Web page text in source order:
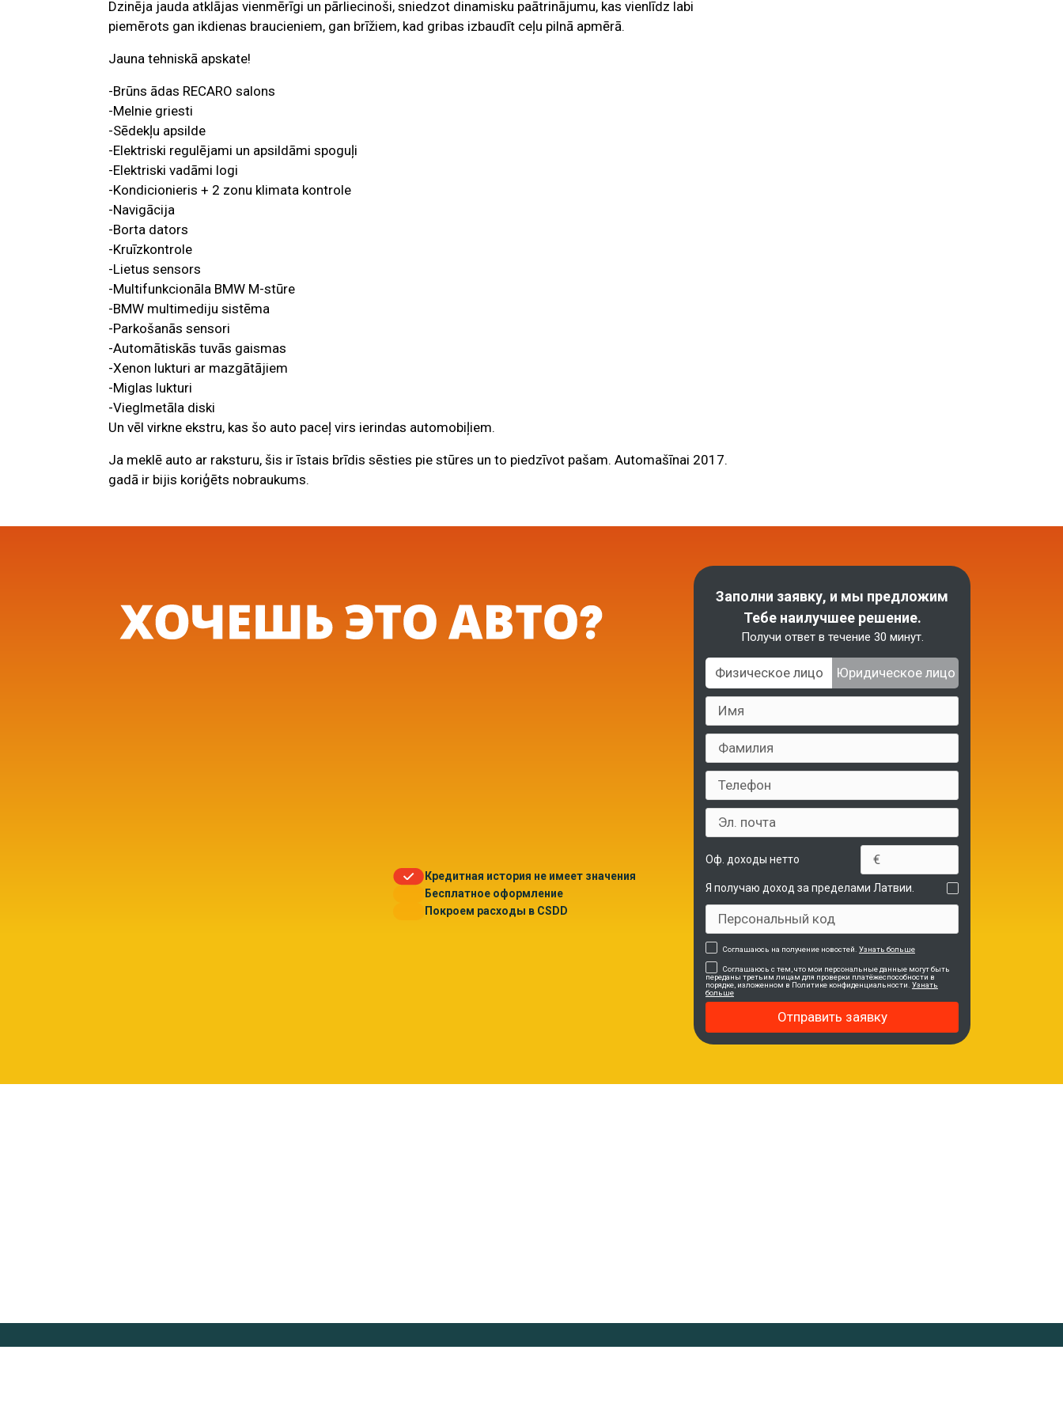
Dzinēja jauda atklājas vienmērīgi un pārliecinoši, sniedzot dinamisku paātrinājumu, kas vienlīdz labi
piemērots gan ikdienas braucieniem, gan brīžiem, kad gribas izbaudīt ceļu pilnā apmērā.
Jauna tehniskā apskate!
-Brūns ādas RECARO salons
-Melnie griesti
-Sēdekļu apsilde
-Elektriski regulējami un apsildāmi spoguļi
-Elektriski vadāmi logi
-Kondicionieris + 2 zonu klimata kontrole
-Navigācija
-Borta dators
-Kruīzkontrole
-Lietus sensors
-Multifunkcionāla BMW M-stūre
-BMW multimediju sistēma
-Parkošanās sensori
-Automātiskās tuvās gaismas
-Xenon lukturi ar mazgātājiem
-Miglas lukturi
-Vieglmetāla diski
Un vēl virkne ekstru, kas šo auto paceļ virs ierindas automobiļiem.
Ja meklē auto ar raksturu, šis ir īstais brīdis sēsties pie stūres un to piedzīvot pašam. Automašīnai 2017.
gadā ir bijis koriģēts nobraukums.
Заполни заявку, и мы предложим
Тебе наилучшее решение.
Получи ответ в течение 30 минут.
Физическое лицо Юридическое лицо
Оф. доходы нетто
Я получаю доход за пределами Латвии.
Соглашаюсь на получение новостей. Узнать больше
Соглашаюсь с тем, что мои персональные данные могут быть
переданы третьим лицам для проверки платёжеспособности в
порядке, изложенном в Политике конфиденциальности. Узнать
больше
Отправить заявку
Кредитная история не имеет значения
Бесплатное оформление
Покроем расходы в CSDD